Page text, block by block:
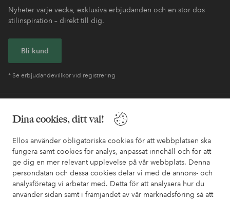
Dina cookies, ditt val!
Ellos använder obligatoriska cookies för att webbplatsen ska
fungera samt cookies för analys, anpassat innehåll och för att
ge dig en mer relevant upplevelse på vår webbplats. Denna
persondatan och dessa cookies delar vi med de annons- och
analysföretag vi arbetar med. Detta för att analysera hur du
använder sidan samt i främjandet av vår marknadsföring så att
Nyheter varje vecka, exklusiva erbjudanden och en stor dos
stilinspiration – direkt till dig.
Bli kund
* Se erbjudandevillkor vid registrering
också information om hur du enklast kontaktar oss.
Kundservice Beställning Betalsätt